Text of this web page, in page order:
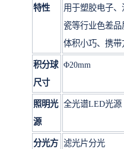
特性
用于塑胶电子
瓷等行业色差品
体积小巧、携带
积分球
尺寸
Φ20mm
照明光
源
全光谱LED光源
分光方 滤光片分光